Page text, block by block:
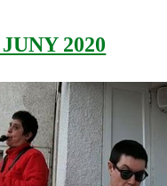
JUNY 2020